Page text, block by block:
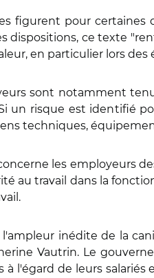
figurent pour certaines
dispositions, ce texte
en particulier lors
sont notamment
un risque est identifié
techniques,
les employeurs
au travail dans la
l'ampleur inédite de la
Vautrin. Le
à l'égard de leurs